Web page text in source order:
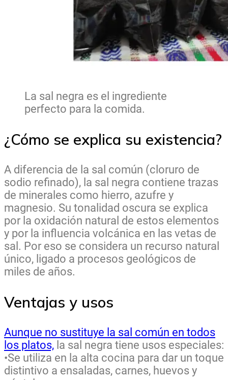
La sal negra es el ingrediente
perfecto para la comida.
¿Cómo se explica su existencia?
A diferencia de la sal común (cloruro de
sodio refinado), la sal negra contiene trazas
de minerales como hierro, azufre y
magnesio. Su tonalidad oscura se explica
por la oxidación natural de estos elementos
y por la influencia volcánica en las vetas de
sal. Por eso se considera un recurso natural
único, ligado a procesos geológicos de
miles de años.
Ventajas y usos
Aunque no sustituye la sal común en todos
los platos, la sal negra tiene usos especiales:
•Se utiliza en la alta cocina para dar un toque
distintivo a ensaladas, carnes, huevos y